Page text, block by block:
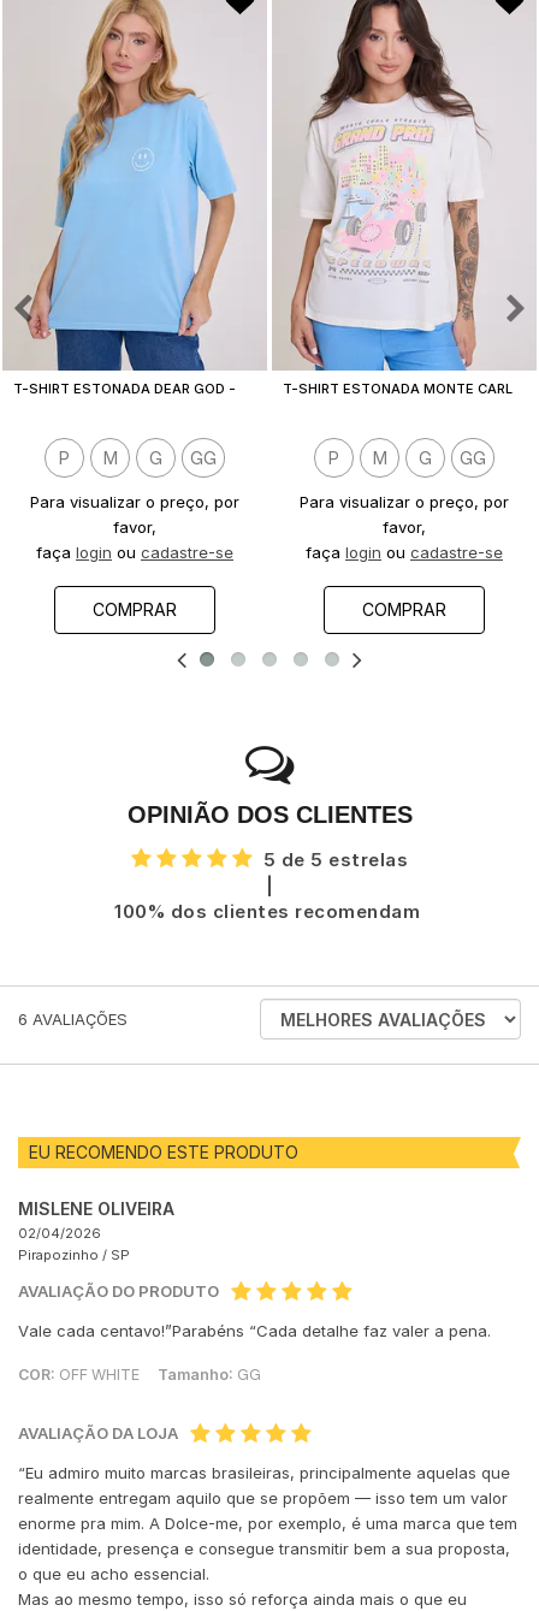
P M G GG
Para visualizar o preço, por
favor,
faça login ou cadastre-se
COMPRAR
P M G GG
Para visualizar o preço, por
favor,
faça login ou cadastre-se
COMPRAR
OPINIÃO DOS CLIENTES
5 de 5 estrelas
100% dos clientes recomendam
6 AVALIAÇÕES
ORDENAR
AVALIAÇÕES
EU RECOMENDO ESTE PRODUTO
MISLENE OLIVEIRA
02/04/2026
Pirapozinho / SP
AVALIAÇÃO DO PRODUTO
Vale cada centavo!”Parabéns “Cada detalhe faz valer a pena.
COR: OFF WHITE Tamanho: GG
AVALIAÇÃO DA LOJA
“Eu admiro muito marcas brasileiras, principalmente aquelas que
realmente entregam aquilo que se propõem — isso tem um valor
enorme pra mim. A Dolce-me, por exemplo, é uma marca que tem
identidade, presença e consegue transmitir bem a sua proposta,
o que eu acho essencial.
Mas ao mesmo tempo, isso só reforça ainda mais o que eu